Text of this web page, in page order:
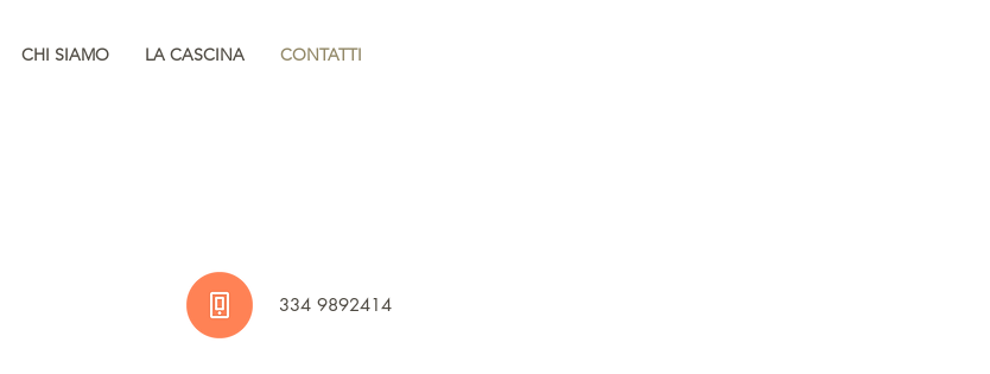
CHI SIAMO LA CASCINA CONTATTI
334 9892414